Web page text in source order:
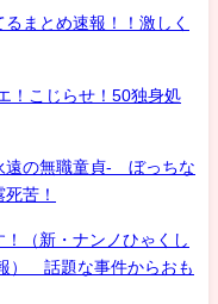
まとめ速報！！激しく
！こじらせ！50独身処
の無職童貞- ぼっちな
苦！
（新・ナンノひゃくし
） 話題な事件からおも